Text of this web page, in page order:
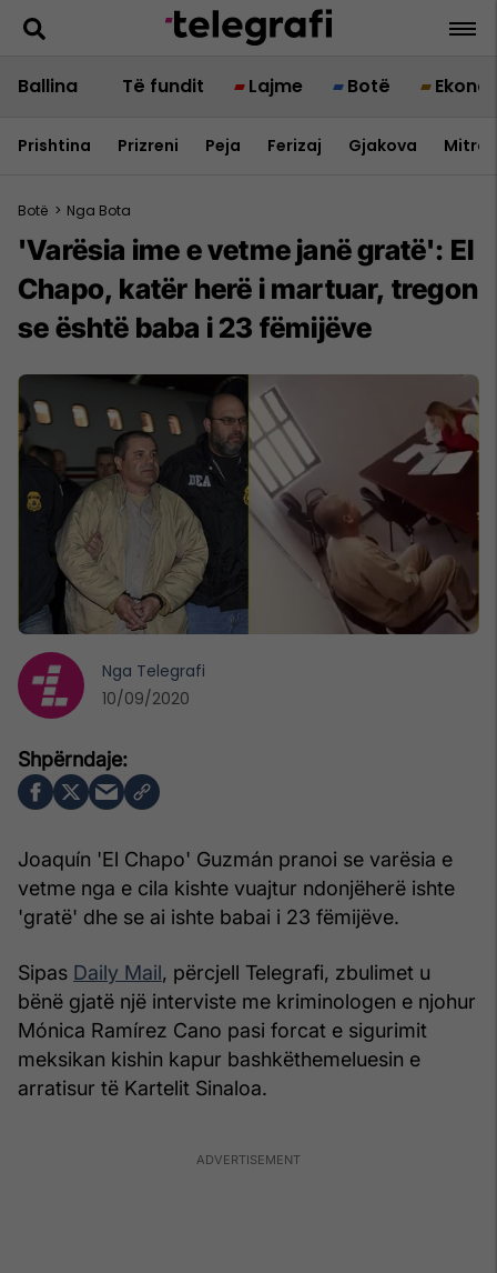
Ballina Të fundit Lajme Botë
Prishtina Prizreni Peja Ferizaj Gjakova
Botë > Nga Bota
'Varësia ime e vetme janë gratë': El
Chapo, katër herë i martuar, tregon
se është baba i 23 fëmijëve
Joaquín 'El Chapo' Guzmán pranoi se varësia e
vetme nga e cila kishte vuajtur ndonjëherë ishte
'gratë' dhe se ai ishte babai i 23 fëmijëve.
Sipas Daily Mail, përcjell Telegrafi, zbulimet u
bënë gjatë një interviste me kriminologen e njohur
Mónica Ramírez Cano pasi forcat e sigurimit
meksikan kishin kapur bashkëthemeluesin e
arratisur të Kartelit Sinaloa.
Nga Telegrafi
10/09/2020